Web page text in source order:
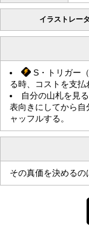
イラストレー
S・トリガー
る時、コストを支払
自分の山札を見
表向きにしてから
ャッフルする。
その真価を決めるの